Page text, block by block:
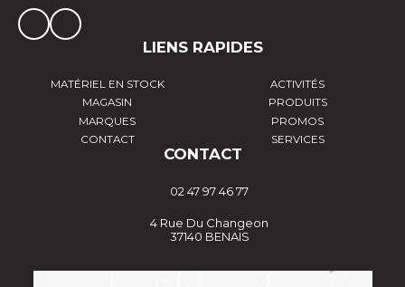
LIENS RAPIDES
MATÉRIEL EN STOCK
ACTIVITÉS
MAGASIN
PRODUITS
MARQUES
PROMOS
CONTACT
SERVICES
CONTACT
02 47 97 46 77
4 Rue Du Changeon
37140 BENAIS